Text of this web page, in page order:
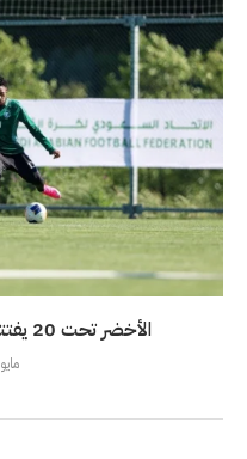
الأخضر تحت 20 يفتتح تدريباته في معسكر تركيا
مايو 31, 2026